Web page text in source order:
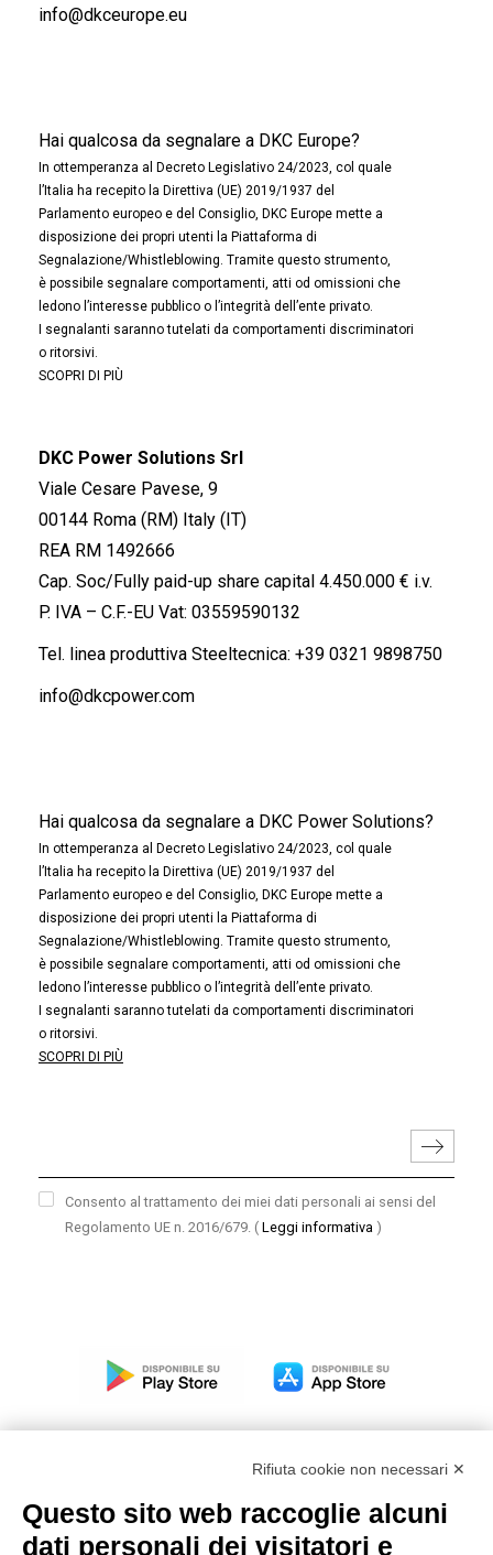
info@dkceurope.eu
Hai qualcosa da segnalare a DKC Europe?
In ottemperanza al Decreto Legislativo 24/2023, col quale
l’Italia ha recepito la Direttiva (UE) 2019/1937 del
Parlamento europeo e del Consiglio, DKC Europe mette a
disposizione dei propri utenti la Piattaforma di
Segnalazione/Whistleblowing. Tramite questo strumento,
è possibile segnalare comportamenti, atti od omissioni che
ledono l’interesse pubblico o l’integrità dell’ente privato.
I segnalanti saranno tutelati da comportamenti discriminatori
o ritorsivi.
SCOPRI DI PIÙ
DKC Power Solutions Srl
Viale Cesare Pavese, 9
00144 Roma (RM) Italy (IT)
REA RM 1492666
Cap. Soc/Fully paid-up share capital 4.450.000 € i.v.
P. IVA – C.F.-EU Vat: 03559590132
Tel. linea produttiva Steeltecnica: +39 0321 9898750
info@dkcpower.com
Hai qualcosa da segnalare a DKC Power Solutions?
In ottemperanza al Decreto Legislativo 24/2023, col quale
l’Italia ha recepito la Direttiva (UE) 2019/1937 del
Parlamento europeo e del Consiglio, DKC Europe mette a
disposizione dei propri utenti la Piattaforma di
Segnalazione/Whistleblowing. Tramite questo strumento,
è possibile segnalare comportamenti, atti od omissioni che
ledono l’interesse pubblico o l’integrità dell’ente privato.
I segnalanti saranno tutelati da comportamenti discriminatori
o ritorsivi.
SCOPRI DI PIÙ
Consento al trattamento dei miei dati personali ai sensi del
Regolamento UE n. 2016/679. ( Leggi informativa )
Modello organizzativo, gestione e controllo – D. lgs.
231/2001
Rifiuta cookie non necessari ✕
Questo sito web raccoglie alcuni
dati personali dei visitatori e